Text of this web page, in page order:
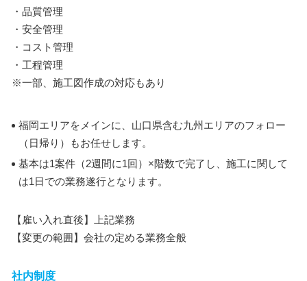
・品質管理
・安全管理
・コスト管理
・工程管理
※一部、施工図作成の対応もあり
福岡エリアをメインに、山口県含む九州エリアのフォロー
（日帰り）もお任せします。
基本は1案件（2週間に1回）×階数で完了し、施工に関して
は1日での業務遂行となります。
【雇い入れ直後】上記業務
【変更の範囲】会社の定める業務全般
社内制度